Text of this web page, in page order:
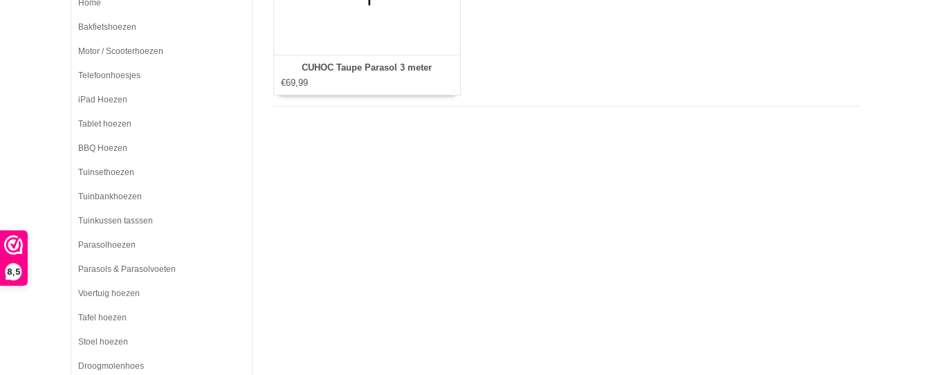
8,5
CUHOC Taupe Parasol 3 meter
€69,99
Home
Bakfietshoezen
Motor / Scooterhoezen
Telefoonhoesjes
iPad Hoezen
Tablet hoezen
BBQ Hoezen
Tuinsethoezen
Tuinbankhoezen
Tuinkussen tasssen
Parasolhoezen
Parasols & Parasolvoeten
Voertuig hoezen
Tafel hoezen
Stoel hoezen
Droogmolenhoes